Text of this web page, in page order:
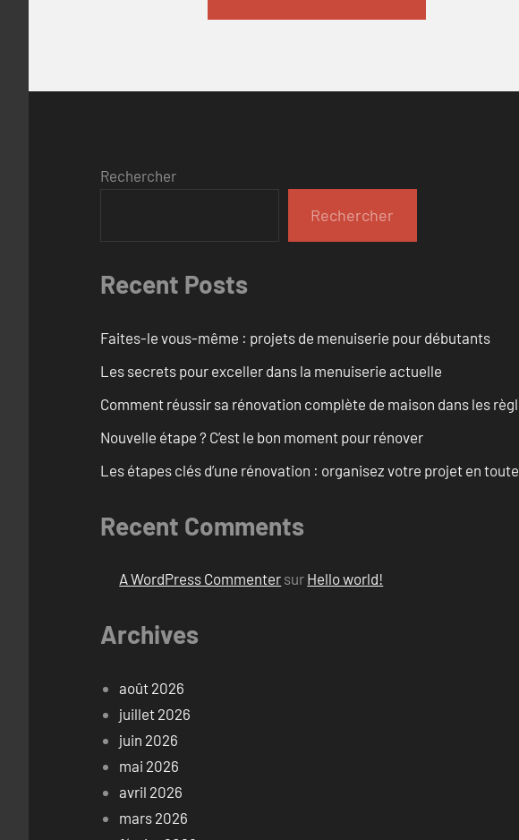
Rechercher
Rechercher
Recent Posts
Faites-le vous-même : projets de menuiserie pour débutants
Les secrets pour exceller dans la menuiserie actuelle
Comment réussir sa rénovation complète de maison dans les
Nouvelle étape ? C’est le bon moment pour rénover
Les étapes clés d’une rénovation : organisez votre projet en
Recent Comments
A WordPress Commenter sur Hello world!
Archives
août 2026
juillet 2026
juin 2026
mai 2026
avril 2026
mars 2026